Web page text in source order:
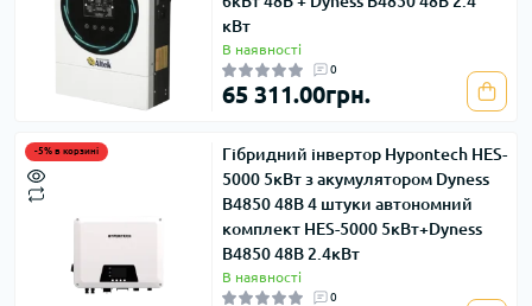
кВт
В наявності
0
65 311.00грн.
-5% в корзині
Гібридний інвертор Hypontech HES-
5000 5кВт з акумулятором Dyness
B4850 48В 4 штуки автономний
комплект HES-5000 5кВт+Dyness
B4850 48В 2.4кВт
В наявності
0